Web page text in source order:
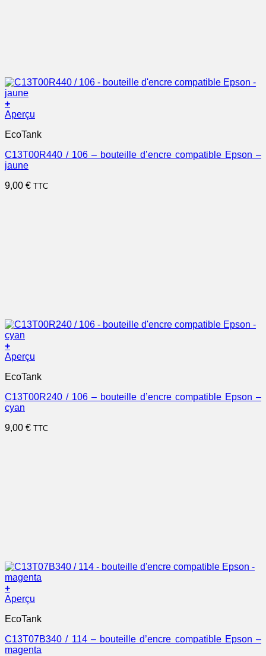
+
Aperçu
EcoTank
C13T00R440 / 106 – bouteille d’encre compatible Epson –
jaune
9,00 € TTC
+
Aperçu
EcoTank
C13T00R240 / 106 – bouteille d’encre compatible Epson –
cyan
9,00 € TTC
+
Aperçu
EcoTank
C13T07B340 / 114 – bouteille d’encre compatible Epson –
magenta